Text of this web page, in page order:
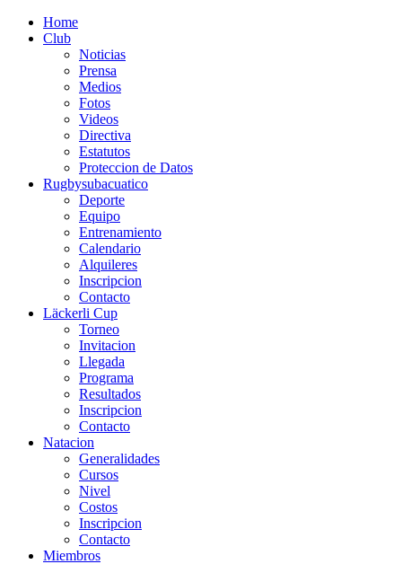
Home
Club
Noticias
Prensa
Medios
Fotos
Videos
Directiva
Estatutos
Proteccion de Datos
Rugbysubacuatico
Deporte
Equipo
Entrenamiento
Calendario
Alquileres
Inscripcion
Contacto
Läckerli Cup
Torneo
Invitacion
Llegada
Programa
Resultados
Inscripcion
Contacto
Natacion
Generalidades
Cursos
Nivel
Costos
Inscripcion
Contacto
Miembros